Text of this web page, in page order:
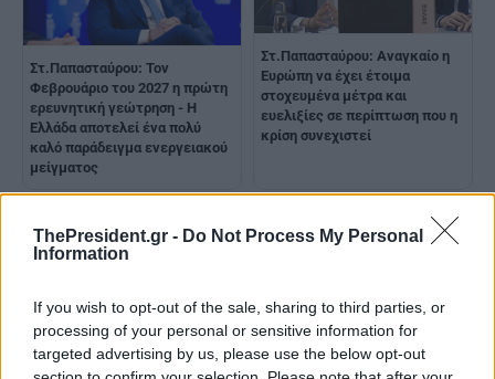
ThePresident.gr - Do Not Process My Personal
Information
If you wish to opt-out of the sale, sharing to third parties, or
processing of your personal or sensitive information for
targeted advertising by us, please use the below opt-out
Στ.Παπασταύρου: Τον
Φεβρουάριο του 2027 η πρώτη
ερευνητική γεώτρηση - Η
Ελλάδα αποτελεί ένα πολύ
καλό παράδειγμα ενεργειακού
μείγματος
Στ.Παπασταύρου: Αναγκαίο η
Ευρώπη να έχει έτοιμα
στοχευμένα μέτρα και
ευελιξίες σε περίπτωση που η
κρίση συνεχιστεί
Σ.Παπασταύρου: Η Ελλάδα το
πρώτο δεκαήμερο του Μαρτίου
Σ.Παπασταύρου για Α.Τσίπρα:
Ξαναγυρνάμε στη ρητορική του